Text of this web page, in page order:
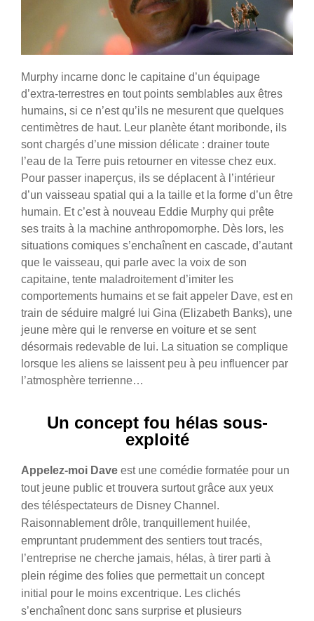
Murphy incarne donc le capitaine d’un équipage
d’extra-terrestres en tout points semblables aux êtres
humains, si ce n’est qu’ils ne mesurent que quelques
centimètres de haut. Leur planète étant moribonde, ils
sont chargés d’une mission délicate : drainer toute
l’eau de la Terre puis retourner en vitesse chez eux.
Pour passer inaperçus, ils se déplacent à l’intérieur
d’un vaisseau spatial qui a la taille et la forme d’un être
humain. Et c’est à nouveau Eddie Murphy qui prête
ses traits à la machine anthropomorphe. Dès lors, les
situations comiques s’enchaînent en cascade, d’autant
que le vaisseau, qui parle avec la voix de son
capitaine, tente maladroitement d’imiter les
comportements humains et se fait appeler Dave, est en
train de séduire malgré lui Gina (Elizabeth Banks), une
jeune mère qui le renverse en voiture et se sent
désormais redevable de lui. La situation se complique
lorsque les aliens se laissent peu à peu influencer par
l’atmosphère terrienne…
Un concept fou hélas sous-
exploité
Appelez-moi Dave est une comédie formatée pour un
tout jeune public et trouvera surtout grâce aux yeux
des téléspectateurs de Disney Channel.
Raisonnablement drôle, tranquillement huilée,
empruntant prudemment des sentiers tout tracés,
l’entreprise ne cherche jamais, hélas, à tirer parti à
plein régime des folies que permettait un concept
initial pour le moins excentrique. Les clichés
s’enchaînent donc sans surprise et plusieurs